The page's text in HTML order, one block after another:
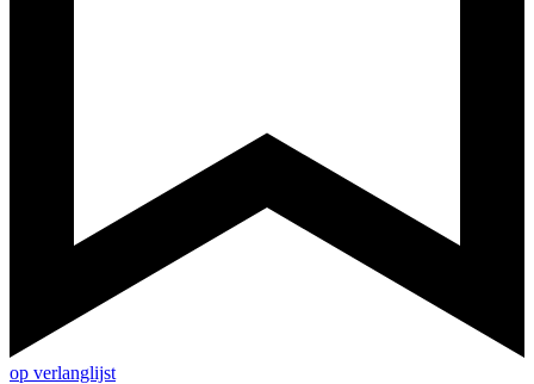
op verlanglijst